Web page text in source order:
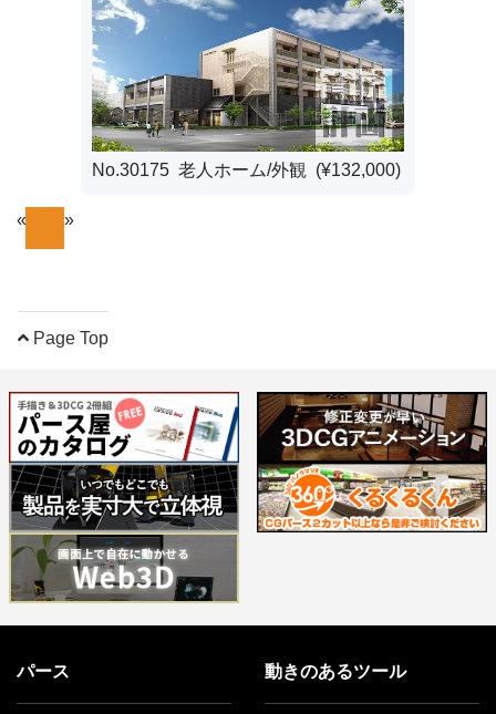
No.30175 老人ホーム/外観 (¥132,000)
« »
Page Top
パース 動きのあるツール